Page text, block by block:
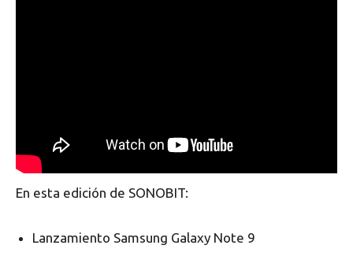
En esta edición de SONOBIT:
Lanzamiento Samsung Galaxy Note 9